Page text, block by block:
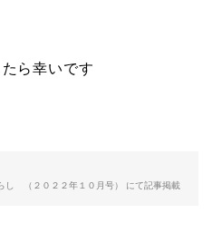
ら幸いです
（２０２２年１０月号） にて記事掲載